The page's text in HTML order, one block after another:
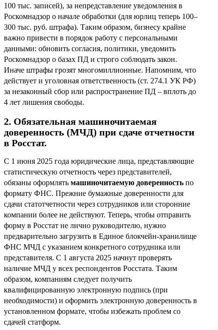
100 тыс. записей), за непредставление уведомления в
Роскомнадзор о начале обработки (для юрлиц теперь 100–
300 тыс. руб. штрафа). Таким образом, бизнесу крайне
важно привести в порядок работу с персональными
данными: обновить согласия, политики, уведомить
Роскомнадзор о базах ПД и строго соблюдать закон.
Иначе штрафы грозят многомиллионные. Напомним, что
действует и уголовная ответственность (ст. 274.1 УК РФ)
за незаконный сбор или распространение ПД – вплоть до
4 лет лишения свободы.
2. Обязательная машиночитаемая
доверенность (МЧД) при сдаче отчетности
в Росстат.
С 1 июня 2025 года юридические лица, представляющие
статистическую отчетность через представителей,
обязаны оформлять машиночитаемую доверенность по
формату ФНС. Прежние бумажные доверенности для
сдачи статотчетности через сотрудников или сторонние
компании более не действуют. Теперь, чтобы отправить
форму в Росстат не лично руководителю, нужно
предварительно загрузить в Единое блокчейн-хранилище
ФНС МЧД с указанием конкретного сотрудника или
представителя. С 1 августа 2025 начнут проверять
наличие МЧД у всех респондентов Росстата. Таким
образом, компаниям следует получить
квалифицированную электронную подпись (при
необходимости) и оформить электронную доверенность в
установленном формате, чтобы избежать проблем со
сдачей статформ.